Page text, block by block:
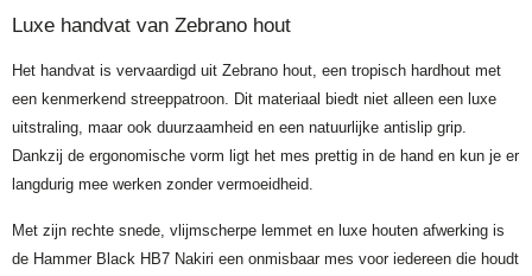
Luxe handvat van Zebrano hout
Het handvat is vervaardigd uit Zebrano hout, een tropisch hardhout met
een kenmerkend streeppatroon. Dit materiaal biedt niet alleen een luxe
uitstraling, maar ook duurzaamheid en een natuurlijke antislip grip.
Dankzij de ergonomische vorm ligt het mes prettig in de hand en kun je er
langdurig mee werken zonder vermoeidheid.
Met zijn rechte snede, vlijmscherpe lemmet en luxe houten afwerking is
de Hammer Black HB7 Nakiri een onmisbaar mes voor iedereen die houdt